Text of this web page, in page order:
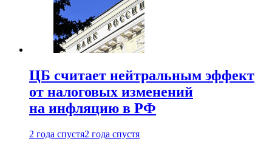
ЦБ считает нейтральным эффект
от налоговых изменений
на инфляцию в РФ
2 года спустя2 года спустя